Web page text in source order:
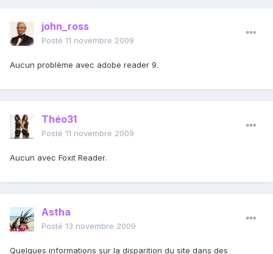
john_ross
Posté 11 novembre 2009
Aucun problème avec adobe reader 9.
Théo31
Posté 11 novembre 2009
Aucun avec Foxit Reader.
Astha
Posté 13 novembre 2009
Quelques informations sur la disparition du site dans des